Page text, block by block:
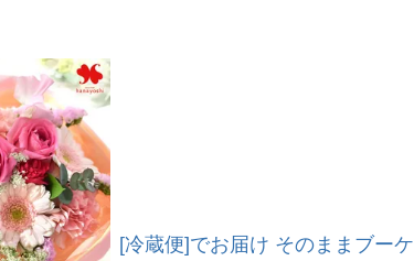
[冷蔵便]でお届け そのままブーケ